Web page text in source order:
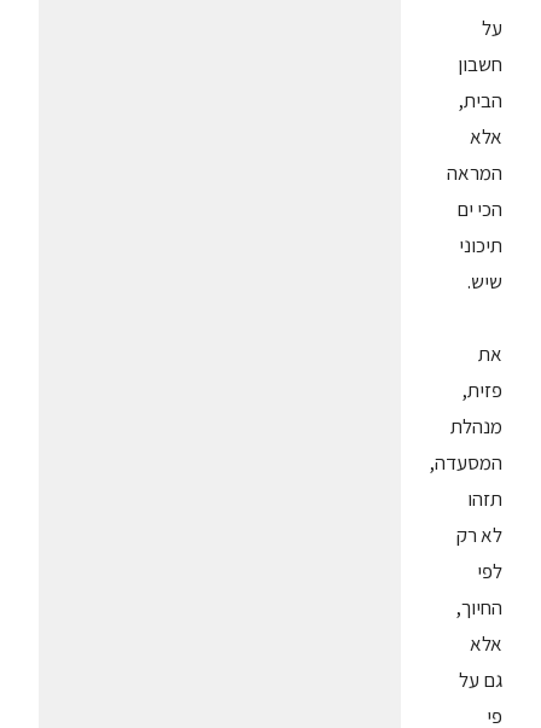
על
חשבון
הבית,
אלא
המראה
הכי ים
תיכוני
שיש.
את
פזית,
מנהלת
המסעדה,
תזהו
לא רק
לפי
החיוך,
אלא
גם על
פי